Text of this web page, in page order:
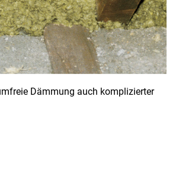
Dämmung auch komplizierter